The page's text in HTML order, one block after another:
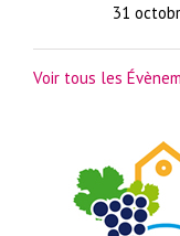
31
Voir tous les